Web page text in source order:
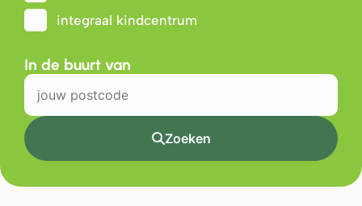
integraal kindcentrum
In de buurt van
Zoeken